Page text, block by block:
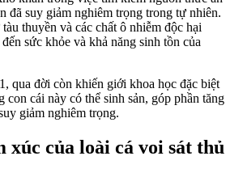
đã suy giảm nghiêm trọng trong tự nhiên.
thuyền và các chất ô nhiễm độc hại
sức khỏe và khả năng sinh tồn của
qua đời còn khiến giới khoa học đặc biệt
con cái này có thể sinh sản, góp phần tăng
giảm nghiêm trọng.
xúc của loài cá voi sát thủ